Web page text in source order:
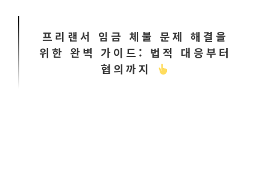
프리랜서 임금 체불 문제 해결을
위한 완벽 가이드: 법적 대응부터
협의까지